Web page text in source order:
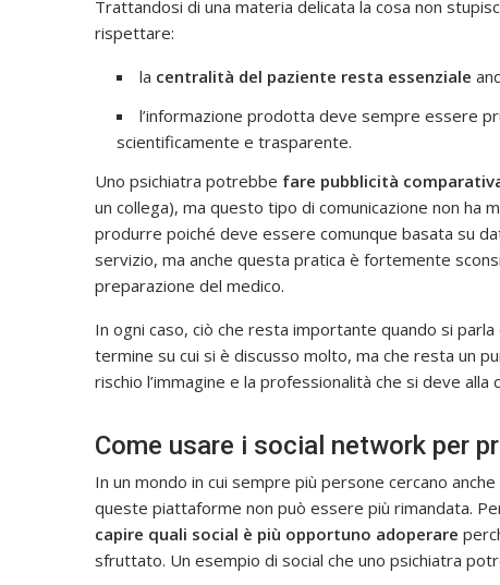
Trattandosi di una materia delicata la cosa non
rispettare:
la centralità del paziente resta essenziale
l’informazione prodotta deve sempre essere
scientificamente e trasparente.
Uno psichiatra potrebbe fare pubblicità
un collega), ma questo tipo di comunicazione non ha
produrre poiché deve essere comunque basata su
servizio, ma anche questa pratica è fortemente
preparazione del medico.
In ogni caso, ciò che resta importante quando si
termine su cui si è discusso molto, ma che resta un
rischio l’immagine e la professionalità che si deve
Come usare i social network per
In un mondo in cui sempre più persone cercano
queste piattaforme non può essere più rimandata.
capire quali social è più opportuno adoperare
sfruttato. Un esempio di social che uno psichiatra